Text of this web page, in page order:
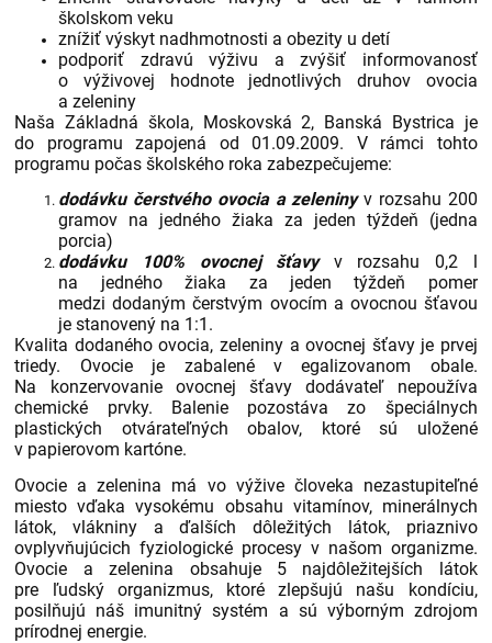
školskom veku
znížiť výskyt nadhmotnosti a obezity u detí
podporiť zdravú výživu a zvýšiť informovanosť
o výživovej hodnote jednotlivých druhov ovocia
a zeleniny
Naša Základná škola, Moskovská 2, Banská Bystrica je
do programu zapojená od 01.09.2009. V rámci tohto
programu počas školského roka zabezpečujeme:
dodávku čerstvého ovocia a zeleninyv rozsahu 200
gramov na jedného žiaka za jeden týždeň (jedna
porcia)
dodávku 100% ovocnej šťavy v rozsahu 0,2 l
na jedného žiaka za jeden týždeň pomer
medzi dodaným čerstvým ovocím a ovocnou šťavou
je stanovený na 1:1.
Kvalita dodaného ovocia, zeleniny a ovocnej šťavy je prvej
triedy. Ovocie je zabalené v egalizovanom obale.
Na konzervovanie ovocnej šťavy dodávateľ nepoužíva
chemické prvky. Balenie pozostáva zo špeciálnych
plastických otvárateľných obalov, ktoré sú uložené
v papierovom kartóne.
Ovocie a zelenina má vo výžive človeka nezastupiteľné
miesto vďaka vysokému obsahu vitamínov, minerálnych
látok, vlákniny a ďalších dôležitých látok, priaznivo
ovplyvňujúcich fyziologické procesy v našom organizme.
Ovocie a zelenina obsahuje 5 najdôležitejších látok
pre ľudský organizmus, ktoré zlepšujú našu kondíciu,
posilňujú náš imunitný systém a sú výborným zdrojom
prírodnej energie.